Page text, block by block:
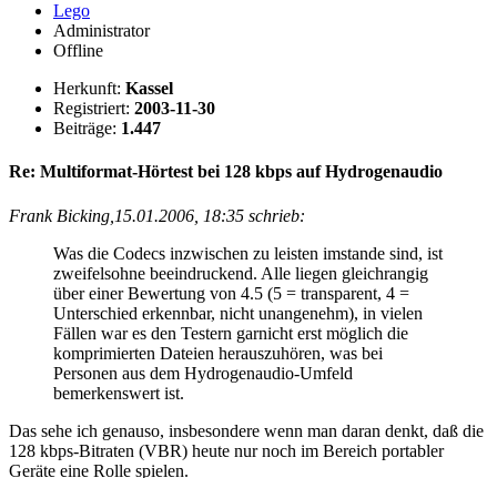
Lego
Administrator
Offline
Herkunft: Kassel
Registriert: 2003-11-30
Beiträge: 1.447
Re: Multiformat-Hörtest bei 128 kbps auf Hydrogenaudio
Frank Bicking,15.01.2006, 18:35 schrieb:
Was die Codecs inzwischen zu leisten imstande sind, ist
zweifelsohne beeindruckend. Alle liegen gleichrangig
über einer Bewertung von 4.5 (5 = transparent, 4 =
Unterschied erkennbar, nicht unangenehm), in vielen
Fällen war es den Testern garnicht erst möglich die
komprimierten Dateien herauszuhören, was bei
Personen aus dem Hydrogenaudio-Umfeld
bemerkenswert ist.
Das sehe ich genauso, insbesondere wenn man daran denkt, daß die
128 kbps-Bitraten (VBR) heute nur noch im Bereich portabler
Geräte eine Rolle spielen.